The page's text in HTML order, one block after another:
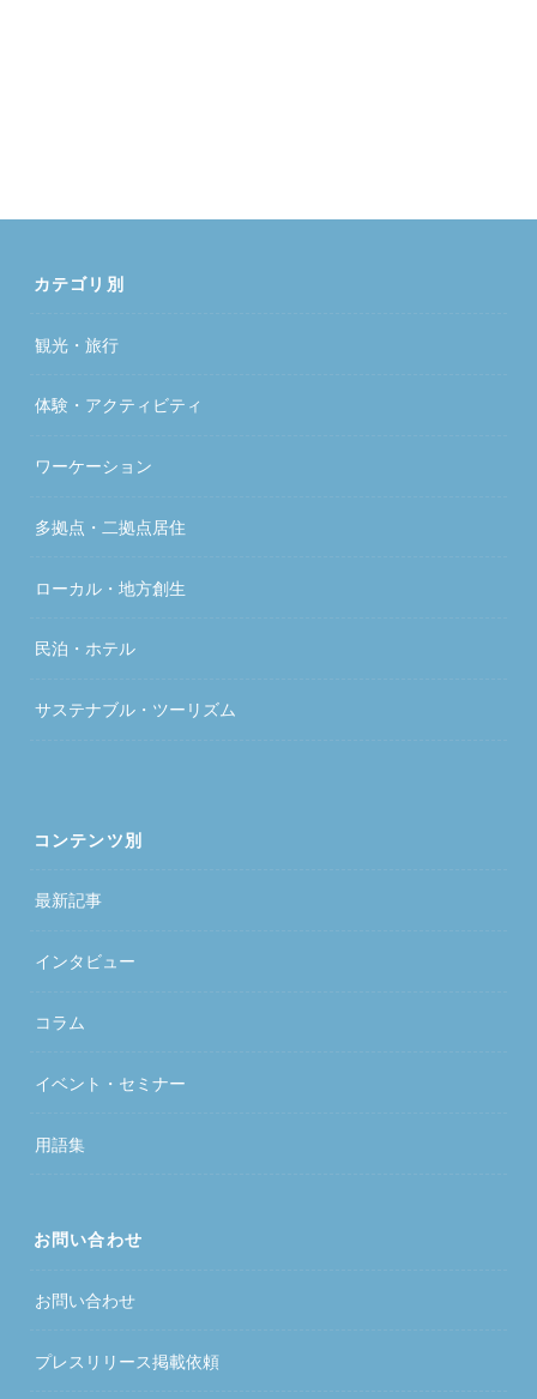
カテゴリ別
観光・旅行
体験・アクティビティ
ワーケーション
多拠点・二拠点居住
ローカル・地方創生
民泊・ホテル
サステナブル・ツーリズム
コンテンツ別
最新記事
インタビュー
コラム
イベント・セミナー
用語集
お問い合わせ
お問い合わせ
プレスリリース掲載依頼